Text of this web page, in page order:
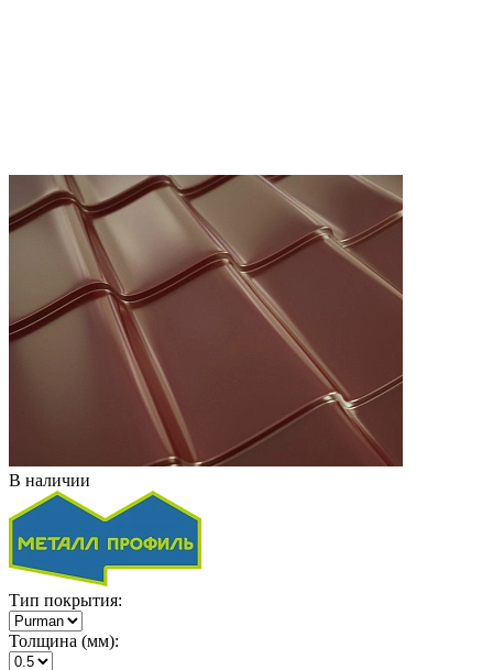
В наличии
Тип покрытия:
Толщина (мм):